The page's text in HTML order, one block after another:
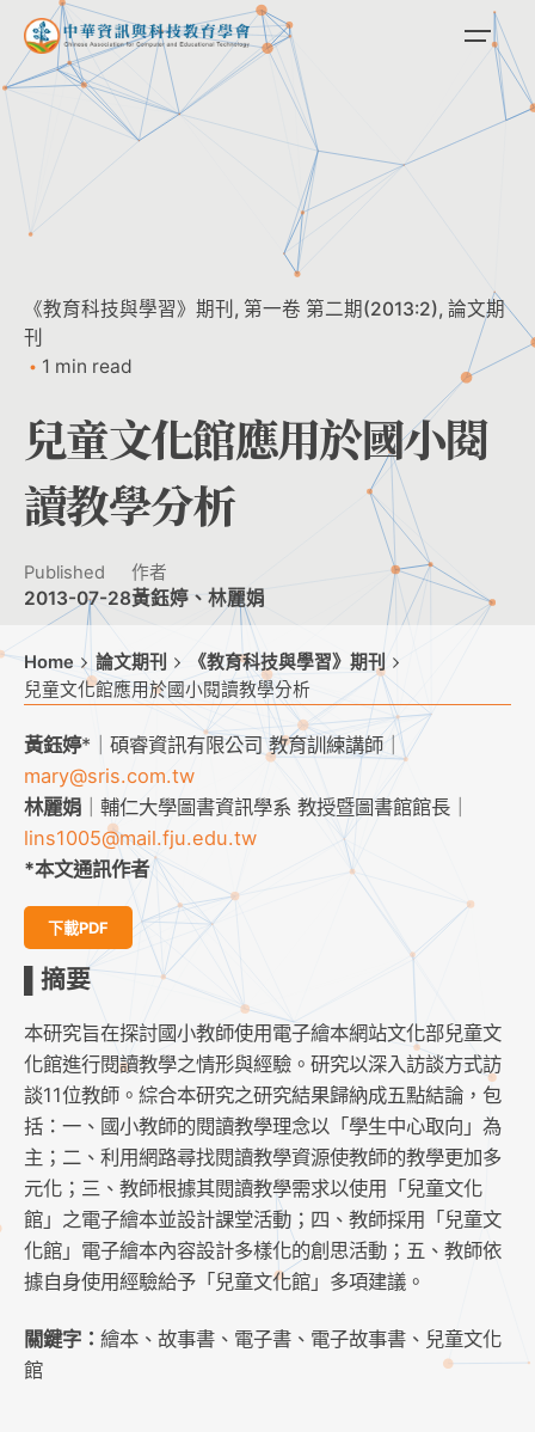
Skip
content
《教育科技與學習》期刊 第一卷 第二期(2013:2) 論文期
刊
1 min read
兒童文化館應用於國小閱
讀教學分析
Published
2013-07-28
作者
黃鈺婷、林麗娟
Home 論文期刊
《教育科技與學習》期刊
兒童文化館應用於國小閱讀教學分析
黃鈺婷*｜碩睿資訊有限公司 教育訓練講師｜
mary@sris.com.tw
林麗娟 ｜輔仁大學圖書資訊學系 教授暨圖書館館長｜
lins1005@mail.fju.edu.tw
*本文通訊作者
下載PDF
▌摘要
本研究旨在探討國小教師使用電子繪本網站文化部兒童文
化館進行閱讀教學之情形與經驗。研究以深入訪談方式訪
談11位教師。綜合本研究之研究結果歸納成五點結論，包
括：一、國小教師的閱讀教學理念以「學生中心取向」為
主；二、利用網路尋找閱讀教學資源使教師的教學更加多
元化；三、教師根據其閱讀教學需求以使用「兒童文化
館」之電子繪本並設計課堂活動；四、教師採用「兒童文
化館」電子繪本內容設計多樣化的創思活動；五、教師依
據自身使用經驗給予「兒童文化館」多項建議。
關鍵字： 繪本、故事書、電子書、電子故事書、兒童文化
館